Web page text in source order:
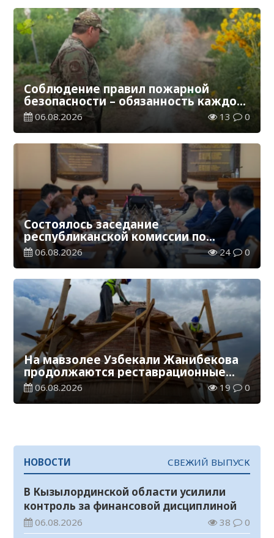
Соблюдение правил пожарной
безопасности – обязанность каждого
гражданина
06.08.2026 13 0
Состоялось заседание
республиканской комиссии по
присуждению образовательных
грантов
06.08.2026 24 0
На мавзолее Узбекали Жанибекова
продолжаются реставрационные
работы
06.08.2026 19 0
НОВОСТИ СВЕЖИЙ ВЫПУСК
В Кызылординской области усилили
контроль за финансовой дисциплиной
06.08.2026 38 0